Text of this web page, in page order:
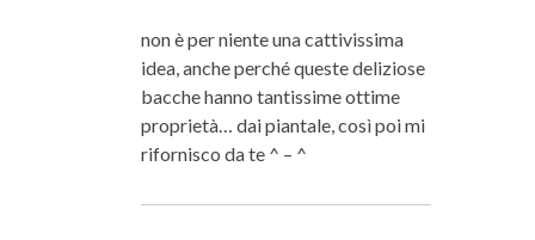
non è per niente una cattivissima
idea, anche perché queste deliziose
bacche hanno tantissime ottime
proprietà… dai piantale, così poi mi
rifornisco da te ^ – ^